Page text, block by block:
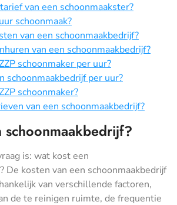
van een schoonmaakster?
schoonmaak?
van een schoonmaakbedrijf?
van een schoonmaakbedrijf?
schoonmaker per uur?
schoonmaakbedrijf per uur?
schoonmaker?
van een schoonmaakbedrijf?
schoonmaakbedrijf?
is: wat kost een
De kosten van een schoonmaakbedrijf
van verschillende factoren,
de te reinigen ruimte, de frequentie